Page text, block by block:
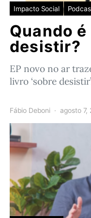
Impacto Social
Quando
desistir?
EP novo no ar
livro ‘sobre
Fábio Deboni agosto 7,